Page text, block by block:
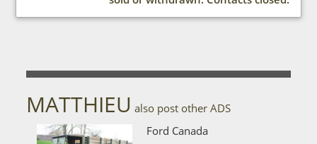
MATTHIEU also post other ADS
Ford Canada